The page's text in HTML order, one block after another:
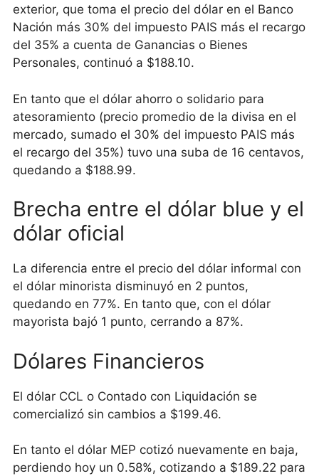
exterior, que toma el precio del dólar en el Banco
Nación más 30% del impuesto PAIS más el recargo
del 35% a cuenta de Ganancias o Bienes
Personales, continuó a $188.10.
En tanto que el dólar ahorro o solidario para
atesoramiento (precio promedio de la divisa en el
mercado, sumado el 30% del impuesto PAIS más
el recargo del 35%) tuvo una suba de 16 centavos,
quedando a $188.99.
Brecha entre el dólar blue y el
dólar oficial
La diferencia entre el precio del dólar informal con
el dólar minorista disminuyó en 2 puntos,
quedando en 77%. En tanto que, con el dólar
mayorista bajó 1 punto, cerrando a 87%.
Dólares Financieros
El dólar CCL o Contado con Liquidación se
comercializó sin cambios a $199.46.
En tanto el dólar MEP cotizó nuevamente en baja,
perdiendo hoy un 0.58%, cotizando a $189.22 para